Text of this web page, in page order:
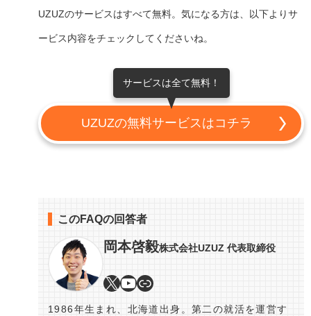
UZUZのサービスはすべて無料。気になる方は、以下よりサ
ービス内容をチェックしてくださいね。
サービスは全て無料！
UZUZの無料サービスはコチラ
このFAQの回答者
岡本啓毅株式会社UZUZ 代表取締役
1986年生まれ、北海道出身。第二の就活を運営す